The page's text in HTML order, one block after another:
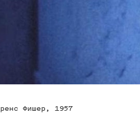
Фишер, 1957